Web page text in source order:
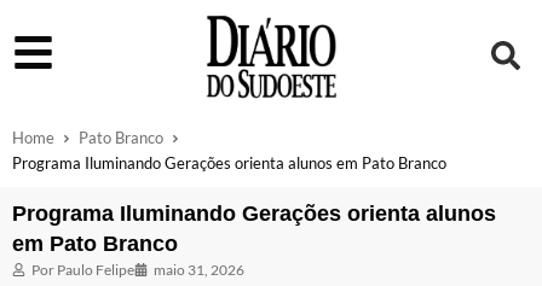
Home
Pato Branco
Programa Iluminando Gerações orienta alunos em Pato Branco
Programa Iluminando Gerações orienta alunos
em Pato Branco
Por Paulo Felipe maio 31, 2026